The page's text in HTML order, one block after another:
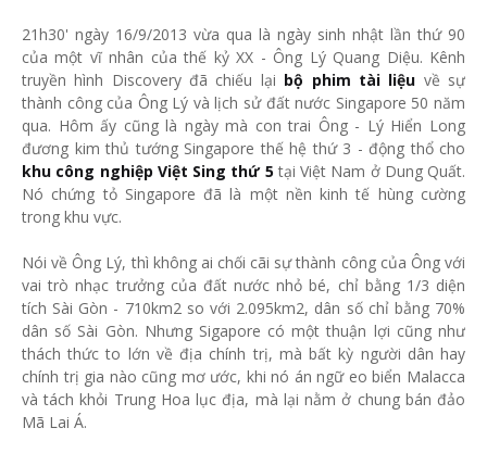
21h30' ngày 16/9/2013 vừa qua là ngày sinh nhật lần thứ 90
của một vĩ nhân của thế kỷ XX - Ông Lý Quang Diệu. Kênh
truyền hình Discovery đã chiếu lại bộ phim tài liệu về sự
thành công của Ông Lý và lịch sử đất nước Singapore 50 năm
qua. Hôm ấy cũng là ngày mà con trai Ông - Lý Hiển Long
đương kim thủ tướng Singapore thế hệ thứ 3 - động thổ cho
khu công nghiệp Việt Sing thứ 5 tại Việt Nam ở Dung Quất.
Nó chứng tỏ Singapore đã là một nền kinh tế hùng cường
trong khu vực.
Nói về Ông Lý, thì không ai chối cãi sự thành công của Ông với
vai trò nhạc trưởng của đất nước nhỏ bé, chỉ bằng 1/3 diện
tích Sài Gòn - 710km2 so với 2.095km2, dân số chỉ bằng 70%
dân số Sài Gòn. Nhưng Sigapore có một thuận lợi cũng như
thách thức to lớn về địa chính trị, mà bất kỳ người dân hay
chính trị gia nào cũng mơ ước, khi nó án ngữ eo biển Malacca
và tách khỏi Trung Hoa lục địa, mà lại nằm ở chung bán đảo
Mã Lai Á.